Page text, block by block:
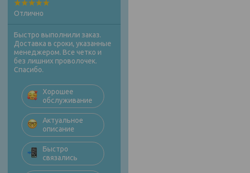
Отлично
Быстро выполнили заказ.
Доставка в сроки, указанные
менеджером. Все четко и
без лишних проволочек.
Спасибо.
Хорошее
обслуживание
Актуальное
описание
Быстро
связались